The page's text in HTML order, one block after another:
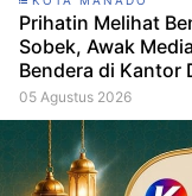
Prihatin Melihat
Sobek, Awak
Bendera di Kantor
Manado
05 Agustus 2026